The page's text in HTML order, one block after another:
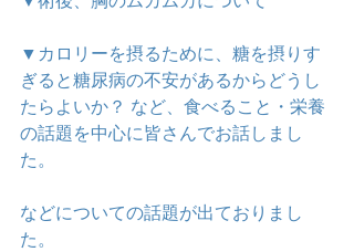
▼カロリーを摂るために、糖を摂りす
ぎると糖尿病の不安があるからどうし
たらよいか？ など、食べること・栄養
の話題を中心に皆さんでお話しまし
た。
などについての話題が出ておりまし
た。